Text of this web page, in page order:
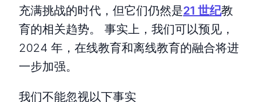
充满挑战的时代，但它们仍然是21 世纪教
育的相关趋势。 事实上，我们可以预见，
2024 年，在线教育和离线教育的融合将进
一步加强。
我们不能忽视以下事实